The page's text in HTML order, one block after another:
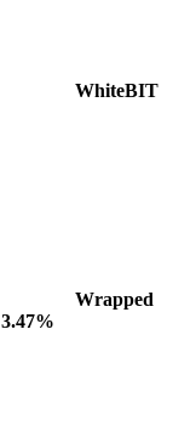
WhiteBIT
Wrapped
3.47%